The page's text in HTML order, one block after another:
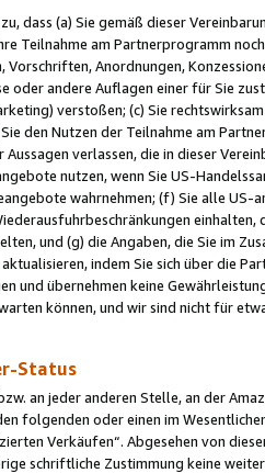
dass (a) Sie gemäß dieser
Teilnahme am Partnerprogramm
Vorschriften, Anordnungen,
oder andere Auflagen einer für Sie
verstoßen; (c) Sie
den Nutzen der Teilnahme am
Aussagen verlassen, die in dieser
nutzen, wenn Sie US-
wahrnehmen; (f) Sie alle
und (g) die Angaben, die Sie im
indem Sie sich über die
und übernehmen keine
können, und wir sind nicht für
Status
an jeder anderen Stelle, an der
folgenden oder einen im
Verkäufen“. Abgesehen von
schriftliche Zustimmung keine